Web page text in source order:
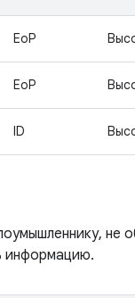
EoP
EoP
ID
информацию.